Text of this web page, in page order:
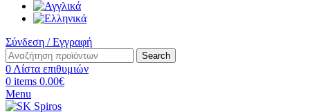
Σύνδεση / Εγγραφή
Search
0 Λίστα επιθυμιών
0 items 0.00€
Menu